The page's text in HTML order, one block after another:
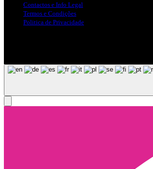
Contactos e Info Legal
Termos e Condições
Politica de Privacidade